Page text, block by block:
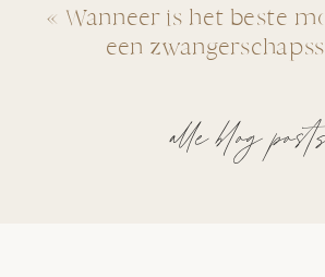
alle blog
« Wanneer is het beste
een